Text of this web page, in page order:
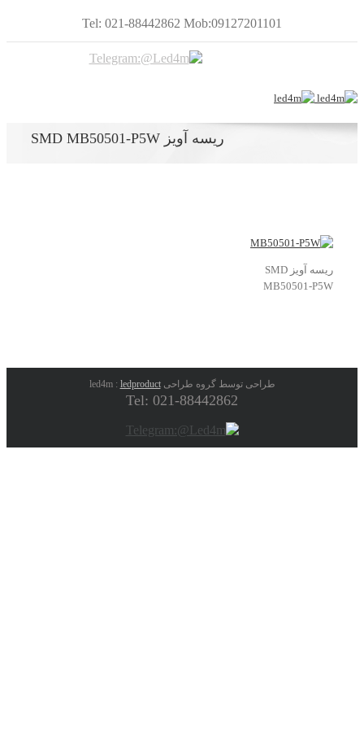
Tel: 021-88442862 Mob:09127201101
ریسه آویز SMD MB50501-P5W
ریسه آویز SMD
MB50501-P5W
طراحی توسط گروه طراحی led4m :ledproduct
Tel: 021-88442862